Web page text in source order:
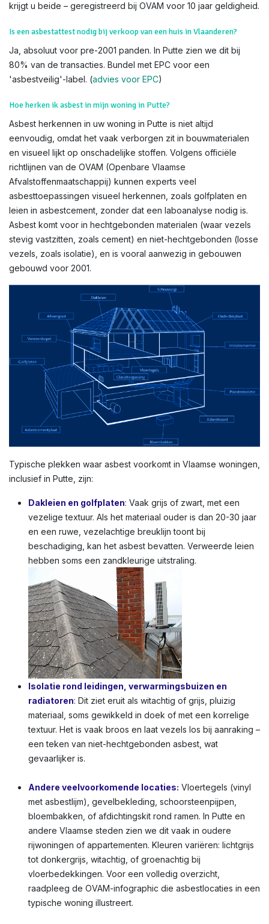
krijgt u beide – geregistreerd bij OVAM voor 10 jaar geldigheid.
Is een asbestattest nodig bij verkoop van een huis in Vlaanderen?
Ja, absoluut voor pre-2001 panden. In Putte zien we dit bij
80% van de transacties. Bundel met EPC voor een
'asbestveilig'-label. (advies voor EPC)
Hoe herken ik asbest in mijn woning in Putte?
Asbest herkennen in uw woning in Putte is niet altijd
eenvoudig, omdat het vaak verborgen zit in bouwmaterialen
en visueel lijkt op onschadelijke stoffen. Volgens officiële
richtlijnen van de OVAM (Openbare Vlaamse
Afvalstoffenmaatschappij) kunnen experts veel
asbesttoepassingen visueel herkennen, zoals golfplaten en
leien in asbestcement, zonder dat een laboanalyse nodig is.
Asbest komt voor in hechtgebonden materialen (waar vezels
stevig vastzitten, zoals cement) en niet-hechtgebonden (losse
vezels, zoals isolatie), en is vooral aanwezig in gebouwen
gebouwd voor 2001.
Typische plekken waar asbest voorkomt in Vlaamse woningen,
inclusief in Putte, zijn:
Dakleien en golfplaten: Vaak grijs of zwart, met een
vezelige textuur. Als het materiaal ouder is dan 20-30 jaar
en een ruwe, vezelachtige breuklijn toont bij
beschadiging, kan het asbest bevatten. Verweerde leien
hebben soms een zandkleurige uitstraling.
Isolatie rond leidingen, verwarmingsbuizen en
radiatoren: Dit ziet eruit als witachtig of grijs, pluizig
materiaal, soms gewikkeld in doek of met een korrelige
textuur. Het is vaak broos en laat vezels los bij aanraking –
een teken van niet-hechtgebonden asbest, wat
gevaarlijker is.
Andere veelvoorkomende locaties:
Vloertegels (vinyl
met asbestlijm), gevelbekleding, schoorsteenpijpen,
bloembakken, of afdichtingskit rond ramen. In Putte en